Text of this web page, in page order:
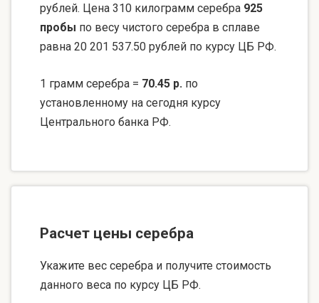
рублей. Цена 310 килограмм серебра 925
пробы по весу чистого серебра в сплаве
равна 20 201 537.50 рублей по курсу ЦБ РФ.
1 грамм серебра = 70.45 р. по
установленному на сегодня курсу
Центрального банка РФ.
Расчет цены серебра
Укажите вес серебра и получите стоимость
данного веса по курсу ЦБ РФ.